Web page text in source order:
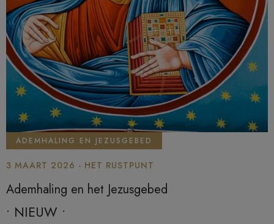
ADEMHALING EN JEZUSGEBED
3 MAART 2026 - HET RUSTPUNT
Ademhaling en het Jezusgebed
• NIEUW •